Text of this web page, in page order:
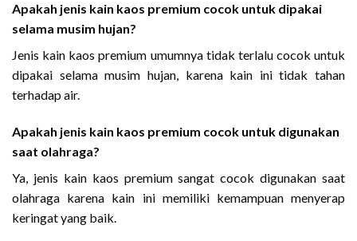
Apakah jenis kain kaos premium cocok untuk dipakai
selama musim hujan?
Jenis kain kaos premium umumnya tidak terlalu cocok untuk
dipakai selama musim hujan, karena kain ini tidak tahan
terhadap air.
Apakah jenis kain kaos premium cocok untuk digunakan
saat olahraga?
Ya, jenis kain kaos premium sangat cocok digunakan saat
olahraga karena kain ini memiliki kemampuan menyerap
keringat yang baik.